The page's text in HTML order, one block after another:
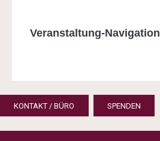
Veranstaltung-Navigation
KONTAKT / BÜRO SPENDEN